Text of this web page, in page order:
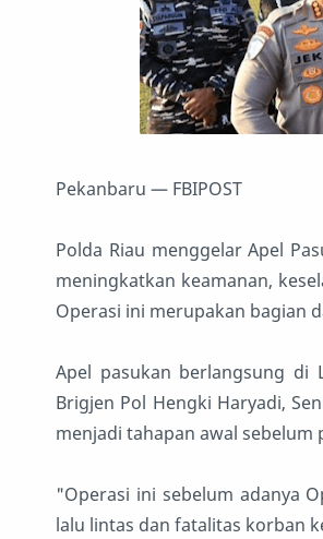
Pekanbaru — FBIPOST
Polda Riau menggelar Apel
meningkatkan keamanan,
Operasi ini merupakan bagian
Apel pasukan berlangsung di
Brigjen Pol Hengki Haryadi,
menjadi tahapan awal sebelum
"Operasi ini sebelum adanya
lalu lintas dan fatalitas korban